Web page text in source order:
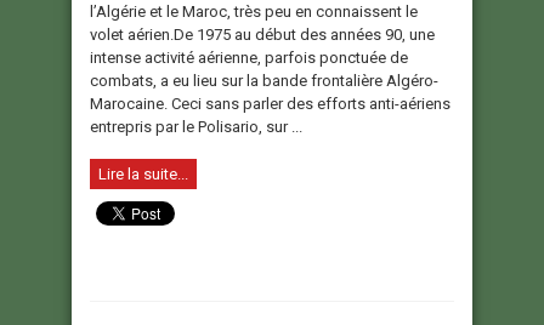
l’Algérie et le Maroc, très peu en connaissent le
volet aérien.De 1975 au début des années 90, une
intense activité aérienne, parfois ponctuée de
combats, a eu lieu sur la bande frontalière Algéro-
Marocaine. Ceci sans parler des efforts anti-aériens
entrepris par le Polisario, sur ...
Lire la suite...